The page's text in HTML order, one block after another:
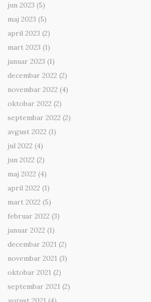
jun 2023 (5)
maj 2023 (5)
april 2023 (2)
mart 2023 (1)
januar 2023 (1)
decembar 2022 (2)
novembar 2022 (4)
oktobar 2022 (2)
septembar 2022 (2)
avgust 2022 (1)
jul 2022 (4)
jun 2022 (2)
maj 2022 (4)
april 2022 (1)
mart 2022 (5)
februar 2022 (3)
januar 2022 (1)
decembar 2021 (2)
novembar 2021 (3)
oktobar 2021 (2)
septembar 2021 (2)